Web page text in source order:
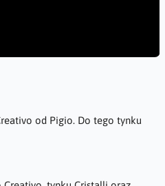
od Pigio. Do tego tynku